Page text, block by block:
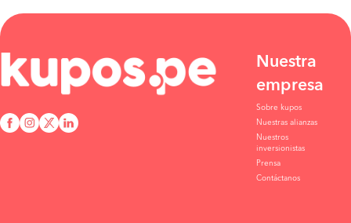
Nuestra
empresa
Sobre kupos
Nuestras alianzas
Nuestros
inversionistas
Prensa
Contáctanos